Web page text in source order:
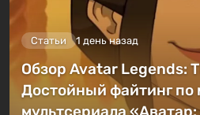
Статьи 1 день назад
Обзор Avatar Legends:
Достойный файтинг по
мультсериала